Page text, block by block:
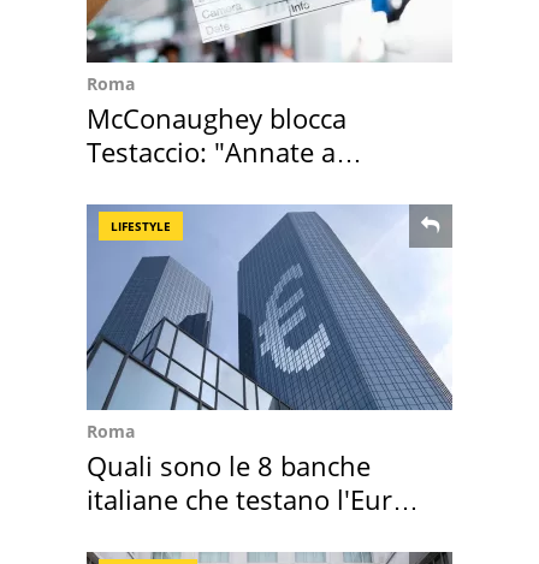
Roma
McConaughey blocca
Testaccio: "Annate a
LIFESTYLE
Roma
Quali sono le 8 banche
italiane che testano l'Euro